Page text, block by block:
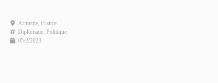
Arménie France
Diplomatie Politique
05/2/2023